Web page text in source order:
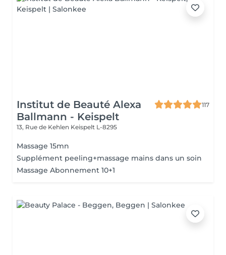
Institut de Beauté Alexa
Ballmann - Keispelt
117
13, Rue de Kehlen Keispelt L-8295
Massage 15mn
Supplément peeling+massage mains dans un soin
Massage Abonnement 10+1